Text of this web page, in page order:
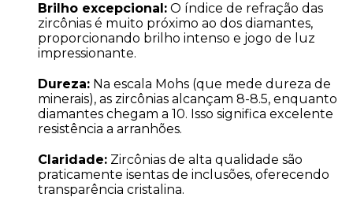
Brilho excepcional: O índice de refração das
zircônias é muito próximo ao dos diamantes,
proporcionando brilho intenso e jogo de luz
impressionante.
Dureza: Na escala Mohs (que mede dureza de
minerais), as zircônias alcançam 8-8.5, enquanto
diamantes chegam a 10. Isso significa excelente
resistência a arranhões.
Claridade: Zircônias de alta qualidade são
praticamente isentas de inclusões, oferecendo
transparência cristalina.